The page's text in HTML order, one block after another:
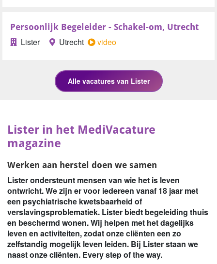
Persoonlijk Begeleider - Schakel-om, Utrecht
Lister Utrecht video
Lister in het MediVacature
magazine
Werken aan herstel doen we samen
Lister ondersteunt mensen van wie het is leven
ontwricht. We zijn er voor iedereen vanaf 18 jaar met
een psychiatrische kwetsbaarheid of
verslavingsproblematiek. Lister biedt begeleiding thuis
en beschermd wonen. Wij helpen met het dagelijks
leven en activiteiten, zodat onze cliënten een zo
zelfstandig mogelijk leven leiden. Bij Lister staan we
naast onze cliënten. Every step of the way.